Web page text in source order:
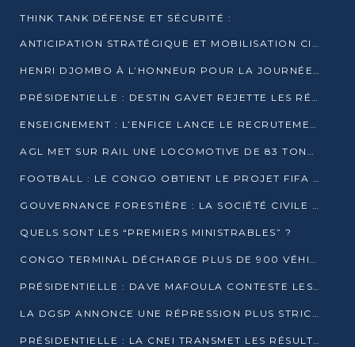
THINK TANK DÉFENSE ET SÉCURITÉ :
ANTICIPATION STRATÉGIQUE ET MOBILISATION CITOYENNE POUR NOTRE SOUVERAINETÉ NATIONALE
HENRI DJOMBO À L’HONNEUR POUR LA JOURNÉE MONDIALE DU THÉÂTRE
PRÉSIDENTIELLE : DESTIN GAVET REJETTE LES RÉSULTATS ET APPELLE À UN DIALOGUE NATIONAL
ENSEIGNEMENT : L’ENFICE LANCE LE RECRUTEMENT DE SA PREMIÈRE PROMOTION DE PROFESSEURS DES ÉCOLES
AGL MET SUR RAIL UNE LOCOMOTIVE DE 83 TONNES À POINTE-NOIRE
FOOTBALL : LE CONGO OBTIENT LE PROJET FIFA ARENA POUR SES 15 DÉPARTEMENTS
GOUVERNANCE FORESTIÈRE : LA SOCIÉTÉ CIVILE CONGOLAISE AFFICHE SES PRIORITÉS POUR 2026
QUELS SONT LES “PREMIERS MINISTRABLES” ?
CONGO TERMINAL DÉCHARGE PLUS DE 900 VÉHICULES EN QUELQUES HEURES
PRÉSIDENTIELLE : DAVE MAFOULA CONTESTE LES RÉSULTATS PROVISOIRES
LA DGSP ANNONCE UNE RÉPRESSION PLUS STRICTE CONTRE LES MOTO-TAXIS
PRÉSIDENTIELLE : LA CNEI TRANSMET LES RÉSULTATS PROVISOIRES À LA COUR CONSTITUTIONNELLE